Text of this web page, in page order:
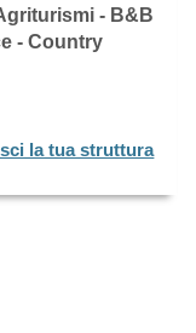
- B&B
- Country
la tua struttura